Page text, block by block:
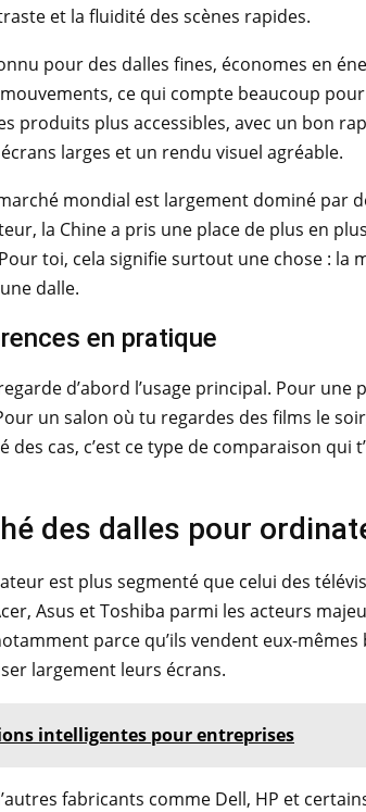
et la fluidité des scènes rapides.
pour des dalles fines, économes en
ce qui compte beaucoup
produits plus accessibles, avec un bon
larges et un rendu visuel agréable.
mondial est largement dominé
la Chine a pris une place de plus en
toi, cela signifie surtout une chose : la
dalle.
en pratique
d’abord l’usage principal. Pour
un salon où tu regardes des films le
cas, c’est ce type de comparaison qui
des dalles pour
est plus segmenté que celui des
Asus et Toshiba parmi les acteurs
parce qu’ils vendent eux-
largement leurs écrans.
intelligentes pour entreprises
fabricants comme Dell, HP et